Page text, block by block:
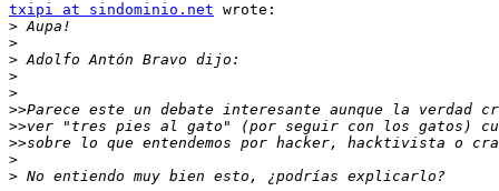
txipi at sindominio.net wrote:
>
>
>
>
>
>>
>>
>>
>
>